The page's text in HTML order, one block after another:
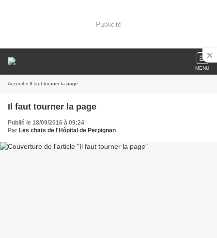
Publicité
MENU
Accueil » Il faut tourner la page
Il faut tourner la page
Publié le 18/09/2016 à 09:24
Par Les chats de l'Hôpital de Perpignan